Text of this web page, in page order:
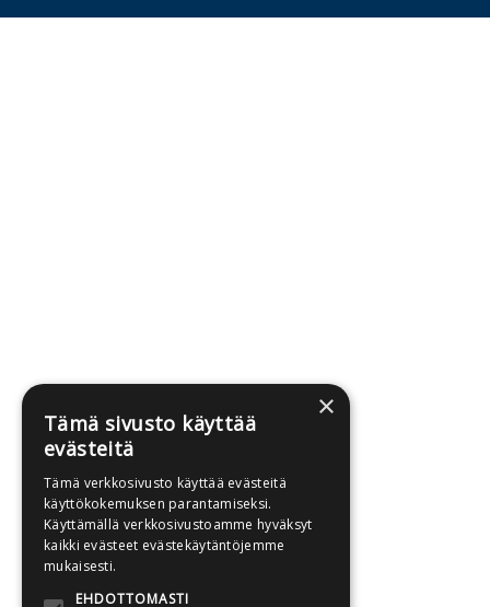
×
Tämä sivusto käyttää
evästeitä
Tämä verkkosivusto käyttää evästeitä
käyttökokemuksen parantamiseksi.
Käyttämällä verkkosivustoamme hyväksyt
kaikki evästeet evästekäytäntöjemme
mukaisesti.
EHDOTTOMASTI